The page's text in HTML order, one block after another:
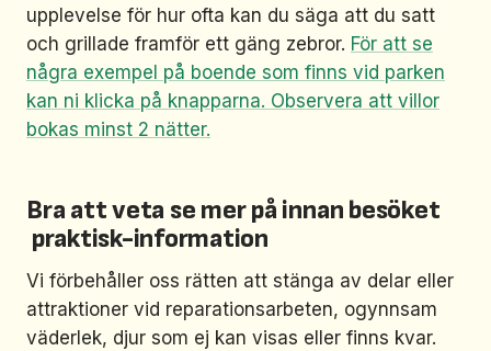
upplevelse för hur ofta kan du säga att du satt
och grillade framför ett gäng zebror. För att se
några exempel på boende som finns vid parken
kan ni klicka på knapparna. Observera att villor
bokas minst 2 nätter.
Bra att veta se mer på innan besöket
praktisk-information
Vi förbehåller oss rätten att stänga av delar eller
attraktioner vid reparationsarbeten, ogynnsam
väderlek, djur som ej kan visas eller finns kvar.